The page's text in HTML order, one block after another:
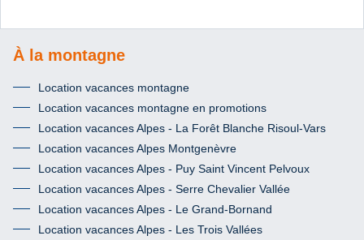
À la montagne
Location vacances montagne
Location vacances montagne en promotions
Location vacances Alpes - La Forêt Blanche Risoul-Vars
Location vacances Alpes Montgenèvre
Location vacances Alpes - Puy Saint Vincent Pelvoux
Location vacances Alpes - Serre Chevalier Vallée
Location vacances Alpes - Le Grand-Bornand
Location vacances Alpes - Les Trois Vallées